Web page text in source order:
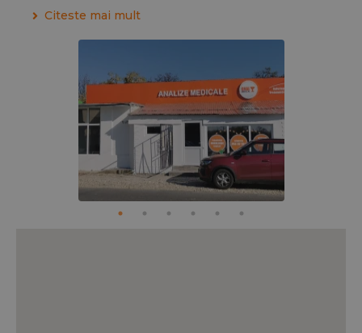
medicale de laborator oferim si posibilitatea de a
trimite la
Laboratorul de Anatomie Patologica
anatomie patologica
(examen histopatologic si imunohistochimie)
regim de urgenta cu obtinerea unui rezultat rapid
de la trei pana la cinci zile.
In cadrul laboratorului puteti efectua
medicale de control periodicconfigurate in
functie de varsta pacientului.
Laboratorul dispune de aparatura performanta si
Citeste mai mult